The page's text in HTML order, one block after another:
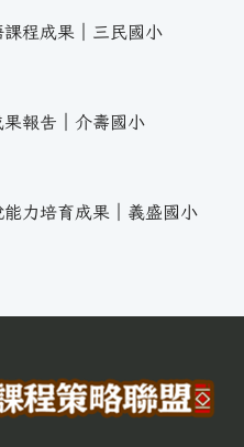
程成果｜三民國小
報告｜介壽國小
力培育成果｜義盛國小